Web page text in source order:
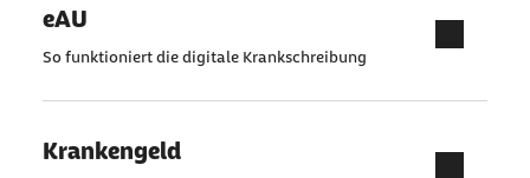
eAU
So funktioniert die digitale Krankschreibung
Krankengeld